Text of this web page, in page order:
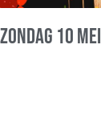
10 mei